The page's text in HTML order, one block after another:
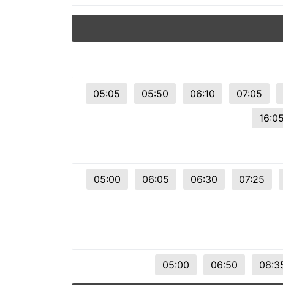
Nordeste
© 2026 Viva City Serviços Digitais Ltda. Todos os direitos reservados.
05:05 05:50 06:10 07:05
16:05
05:00 06:05 06:30 07:25
05:00 06:50